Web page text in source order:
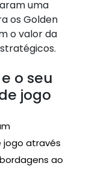
uma
os Golden
o valor da
o seu
jogo
através
ao